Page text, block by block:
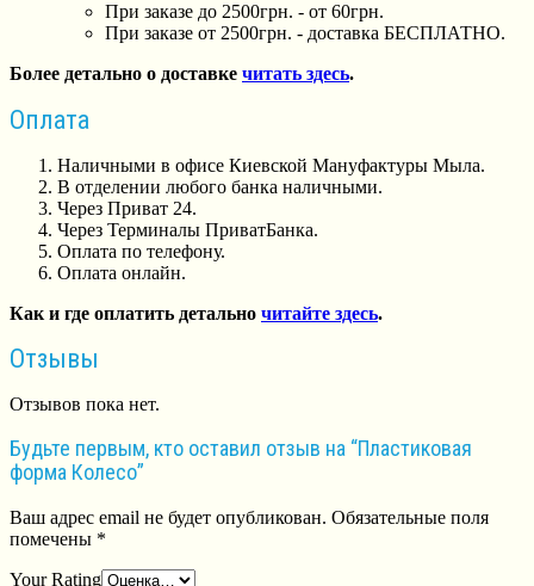
При заказе до 2500грн. - от 60грн.
При заказе от 2500грн. - доставка БЕСПЛАТНО.
Более детально о доставке читать здесь.
Оплата
Наличными в офисе Киевской Мануфактуры Мыла.
В отделении любого банка наличными.
Через Приват 24.
Через Терминалы ПриватБанка.
Оплата по телефону.
Оплата онлайн.
Как и где оплатить детально читайте здесь.
Отзывы
Отзывов пока нет.
Будьте первым, кто оставил отзыв на “Пластиковая
форма Колесо”
Ваш адрес email не будет опубликован. Обязательные поля
помечены *
Your Rating